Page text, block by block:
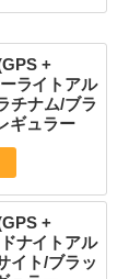
+
ライトアル
チナム/ブラ
ギュラー
+
ナイトアル
イト/ブラッ